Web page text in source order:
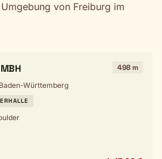
von Freiburg im
498 m
Württemberg